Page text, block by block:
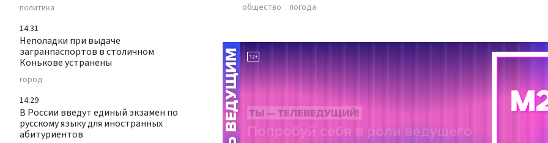
политика
14:31
Неполадки при выдаче
загранпаспортов в столичном
Конькове устранены
город
14:29
В России введут единый экзамен по
русскому языку для иностранных
абитуриентов
общество погода